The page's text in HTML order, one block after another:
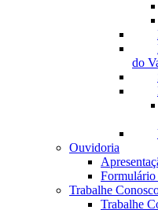
do
Ouvidoria
Trabalhe
Trabalhe